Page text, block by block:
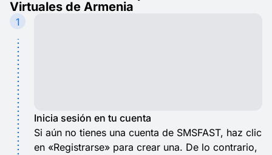
Virtuales de Armenia
1
Inicia sesión en tu cuenta
Si aún no tienes una cuenta de SMSFAST, haz clic
en «Registrarse» para crear una. De lo contrario,